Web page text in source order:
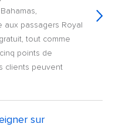
aux passagers Royal
tout comme
points de
clients peuvent
sur